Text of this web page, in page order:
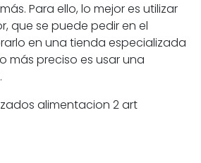
Para ello, lo mejor es utilizar
que se puede pedir en el
en una tienda especializada
más preciso es usar una